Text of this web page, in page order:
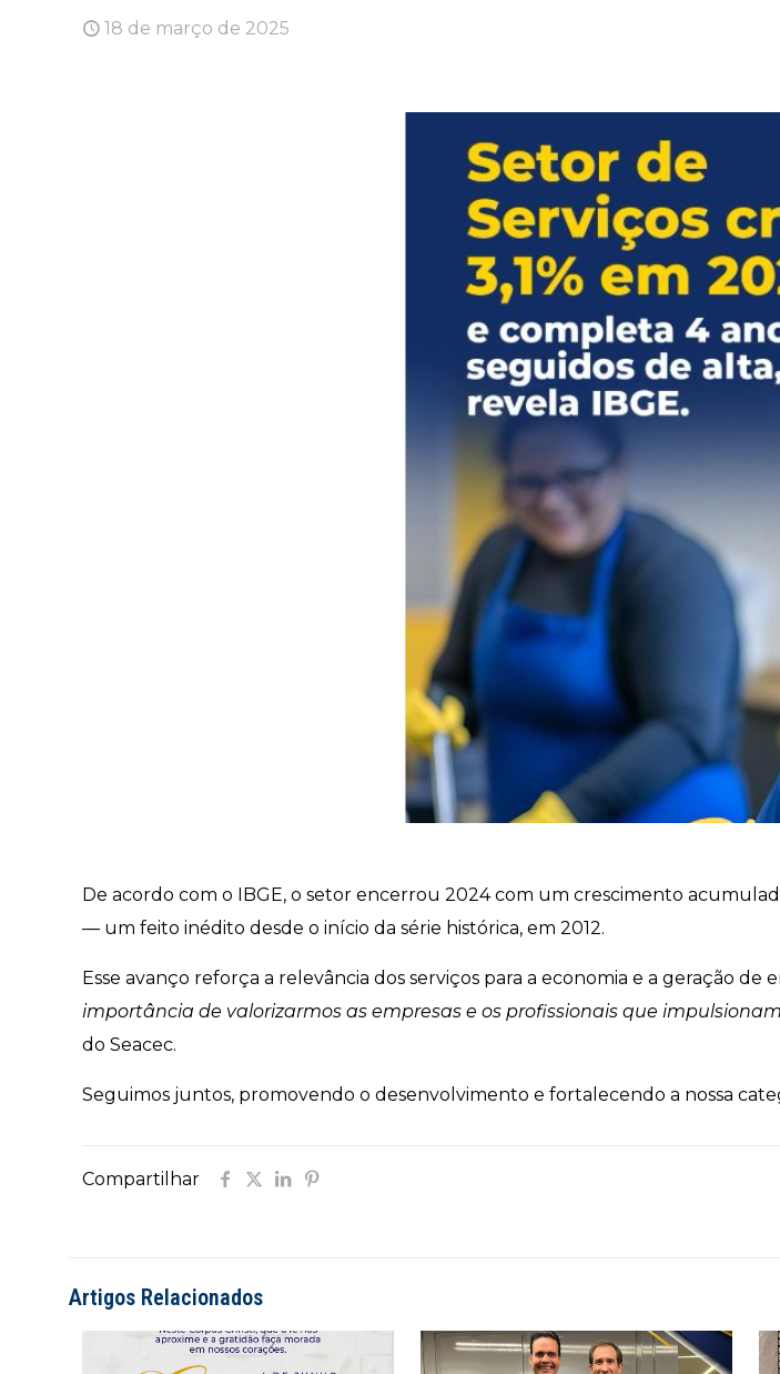
18 de março de 2025
De acordo com o IBGE, o setor encerrou 2024 com um crescimento
— um feito inédito desde o início da série histórica, em 2012.
Esse avanço reforça a relevância dos serviços para a economia e a geração de
importância de valorizarmos as empresas e os profissionais que
do Seacec.
Seguimos juntos, promovendo o desenvolvimento e fortalecendo a nossa
Compartilhar
Artigos Relacionados